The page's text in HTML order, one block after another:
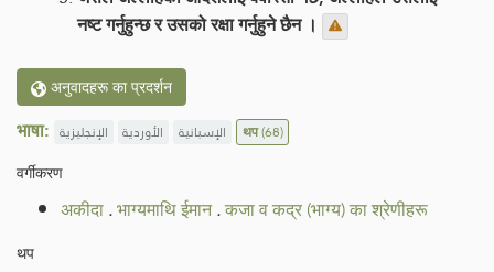
नष्ट गर्नुहुन्छ र उसको रक्षा गर्नुहुने छैन ।
अनुवादहरू का प्रदर्शन
भाषा: الإنجليزية الأوردية الإسبانية थप(68)
वर्गीकरण
अकीदा.भाग्यमाथि ईमान.कजा व कद्र (भाग्य) का श्रेणीहरू
थप